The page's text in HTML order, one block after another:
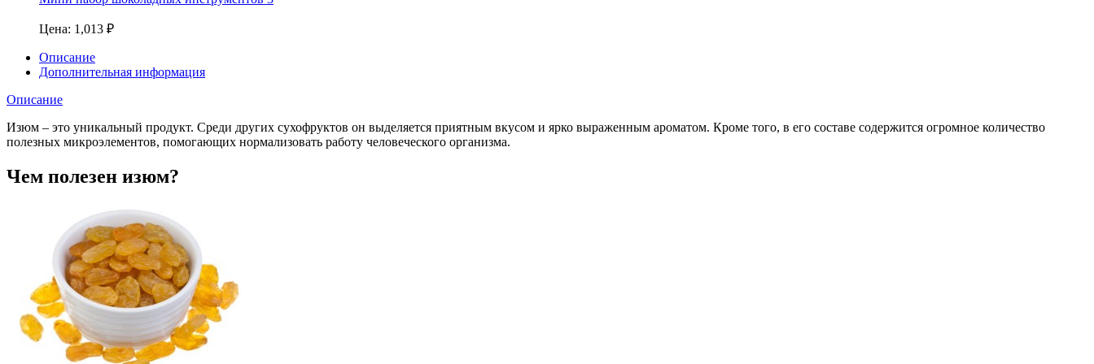
Цена: 1,013 ₽
Описание
Дополнительная информация
Описание
Изюм – это уникальный продукт. Среди других сухофруктов он выделяется приятным вкусом и ярко выраженным ароматом. Кроме того, в его составе содержится огромное количество
полезных микроэлементов, помогающих нормализовать работу человеческого организма.
Чем полезен изюм?